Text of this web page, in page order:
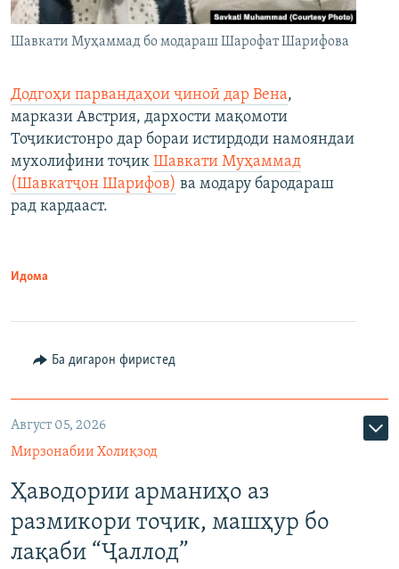
Шавкати Муҳаммад бо модараш Шарофат Шарифова
Додгоҳи парвандаҳои ҷиноӣ дар Вена,
маркази Австрия, дархости мақомоти
Тоҷикистонро дар бораи истирдоди намояндаи
мухолифини тоҷик Шавкати Муҳаммад
(Шавкатҷон Шарифов) ва модару бародараш
рад кардааст.
Идома
Ба дигарон фиристед
Август 05, 2026
Мирзонабии Холиқзод
Ҳаводории арманиҳо аз
размикори тоҷик, машҳур бо
лақаби “Ҷаллод”